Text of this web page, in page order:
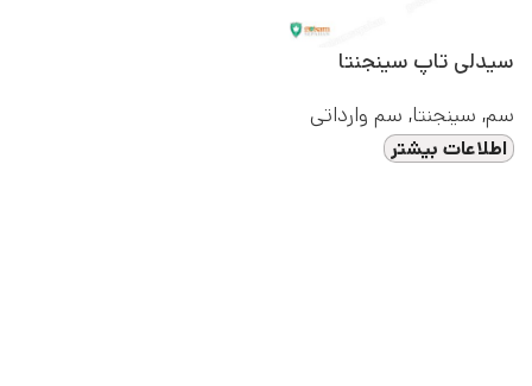
سیدلی تاپ سینجنتا
سم, سینجنتا, سم وارداتی
اطلاعات بیشتر